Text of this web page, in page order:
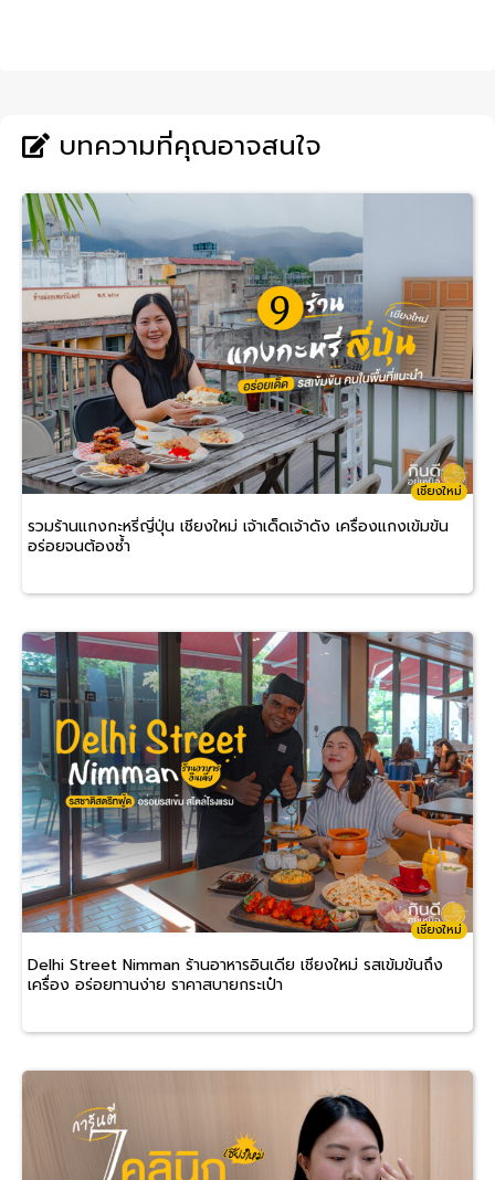
บทความที่คุณอาจสนใจ
เชียงใหม่
รวมร้านแกงกะหรี่ญี่ปุ่น เชียงใหม่ เจ้าเด็ดเจ้าดัง เครื่องแกงเข้มข้น
อร่อยจนต้องซ้ำ
เชียงใหม่
Delhi Street Nimman ร้านอาหารอินเดีย เชียงใหม่ รสเข้มข้นถึง
เครื่อง อร่อยทานง่าย ราคาสบายกระเป๋า